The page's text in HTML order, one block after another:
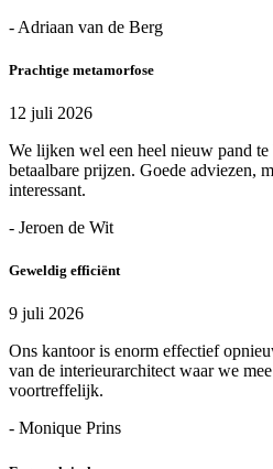
- Adriaan van de Berg
Prachtige metamorfose
12 juli 2026
We lijken wel een heel nieuw pand te
betaalbare prijzen. Goede adviezen,
interessant.
- Jeroen de Wit
Geweldig efficiënt
9 juli 2026
Ons kantoor is enorm effectief
van de interieurarchitect waar we
voortreffelijk.
- Monique Prins